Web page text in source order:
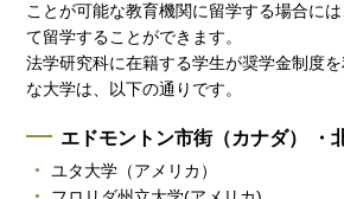
ことが可能な教育機関に留学する場合に
て留学することができます。
法学研究科に在籍する学生が奨学金制度
な大学は、以下の通りです。
エドモントン市街（カナダ） ・
ユタ大学（アメリカ）